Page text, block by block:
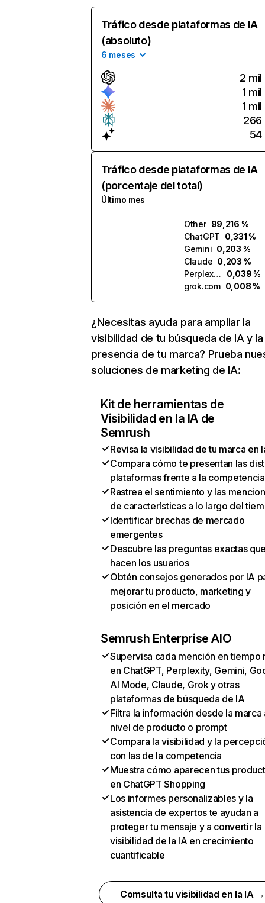
Tráfico desde plataformas de IA
(absoluto)
6 meses
2 mil
1 mil
1 mil
266
54
Tráfico desde plataformas de IA
(porcentaje del total)
Último mes
Other 99,216 %
ChatGPT 0,331 %
Gemini 0,203 %
Claude 0,203 %
Perplexity
0,039 %
grok.com 0,008 %
¿Necesitas ayuda para ampliar la
visibilidad de tu búsqueda de IA y la
presencia de tu marca? Prueba
soluciones de marketing de IA:
Kit de herramientas de
Visibilidad en la IA de
Semrush
Revisa la visibilidad de tu marca en
Compara cómo te presentan las
plataformas frente a la competencia
Rastrea el sentimiento y las
de características a lo largo del
Identificar brechas de mercado
emergentes
Descubre las preguntas exactas
hacen los usuarios
Obtén consejos generados por IA
mejorar tu producto, marketing y
posición en el mercado
Semrush Enterprise AIO
Supervisa cada mención en tiempo
en ChatGPT, Perplexity, Gemini,
AI Mode, Claude, Grok y otras
plataformas de búsqueda de IA
Filtra la información desde la marca
nivel de producto o prompt
Compara la visibilidad y la
con las de la competencia
Muestra cómo aparecen tus
en ChatGPT Shopping
Los informes personalizables y la
asistencia de expertos te ayudan a
proteger tu mensaje y a convertir la
visibilidad de la IA en crecimiento
cuantificable
Comsulta tu visibilidad en la IA →